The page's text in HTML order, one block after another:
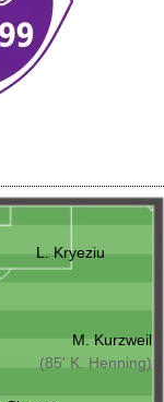
L. Kryeziu
M. Kurzweil
(85' K. Henning)